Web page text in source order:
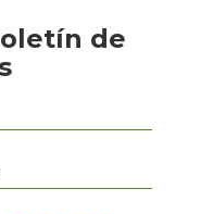
de